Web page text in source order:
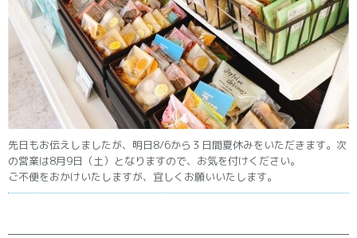
先日もお伝えしましたが、明日8/6から３日間夏休みをいただきます。次
の営業は8月9日（土）となりますので、お気を付けください。
ご不便をおかけいたしますが、宜しくお願いいたします。